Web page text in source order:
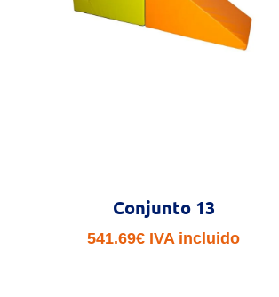
Conjunto 13
541.69€ IVA incluido